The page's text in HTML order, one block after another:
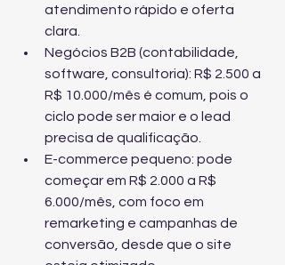
atendimento rápido e oferta
clara.
Negócios B2B (contabilidade,
software, consultoria): R$ 2.500 a
R$ 10.000/mês é comum, pois o
ciclo pode ser maior e o lead
precisa de qualificação.
E-commerce pequeno: pode
começar em R$ 2.000 a R$
6.000/mês, com foco em
remarketing e campanhas de
conversão, desde que o site